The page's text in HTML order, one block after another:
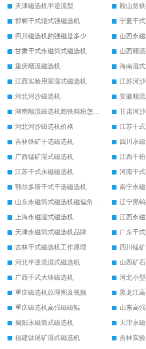
天津磁选机半逆流型
鞍山贫
邯郸干式辊式强磁选机
宁夏干
四川磁选机的强磁是多少
山西永
甘肃干式永磁筒式磁选机
山西顺
重庆顺流磁选机
海南湿
江西实验用室湿式磁选机
江苏河
河北河沙磁选机
安徽顺
湖南顺流磁选机跑铁精粉怎么处理
甘肃河
河北河沙磁选机价格
江苏干
吉林铁矿干选磁选机
四川永
广西锰矿湿式磁选机
江西干
江苏干式永磁磁选机
河南干
鄂尔多斯干式干选磁选机
南宁永
山东永磁筒式磁选机磁偏角怎么调整
辽宁黑
上海永磁湿式磁选机
江西永
天津永磁筒式磁选机品牌
广东干
吉林干式磁选机工作原理
四川锰
河北半逆流湿式磁选机
山西矿
广西干式大块磁选机
河北小
重庆磁选机原理图及视频
黑龙江
重庆磁选机高强磁磁辊
山东高
揭阳永磁筒式磁选机
天津永
福建钛尾矿湿式磁选机
吉林实